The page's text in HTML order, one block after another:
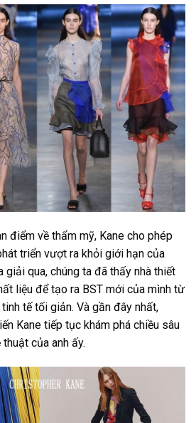
điểm về thẩm mỹ, Kane cho phép
triển vượt ra khỏi giới hạn của
giải qua, chúng ta đã thấy nhà thiết
liệu để tạo ra BST mới của mình từ
tế tối giản. Và gần đây nhất,
​​Kane tiếp tục khám phá chiều sâu
của anh ấy.